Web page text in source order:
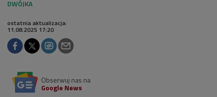
ostatnia aktualizacja:
11.08.2025 17:20
Obserwuj nas na
Google News